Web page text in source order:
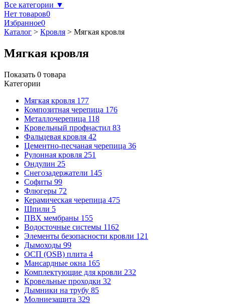
Все категории ▼
Нет товаров0
Избранное0
Каталог > Кровля > Мягкая кровля
Мягкая кровля
Показать 0 товара
Категории
Мягкая кровля 177
Композитная черепица 176
Металлочерепица 118
Кровельный профнастил 83
Фальцевая кровля 42
Цементно-песчаная черепица 36
Рулонная кровля 251
Ондулин 25
Снегозадержатели 145
Софиты 99
Флюгеры 72
Керамическая черепица 475
Шпили 5
ПВХ мембраны 155
Водосточные системы 1162
Элементы безопасности кровли 121
Дымоходы 99
ОСП (OSB) плита 4
Мансардные окна 165
Комплектующие для кровли 232
Кровельные проходки 32
Дымники на трубу 85
Молниезащита 329